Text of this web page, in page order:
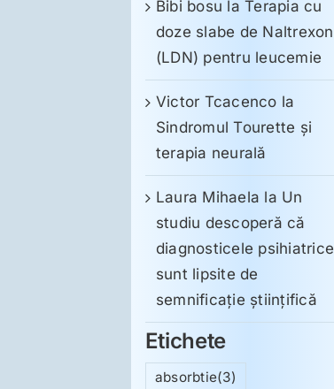
Bibi bosu laTerapia cu
doze slabe de Naltrexon
(LDN) pentru leucemie
Victor Tcacenco la
Sindromul Tourette şi
terapia neurală
Laura Mihaela la Un
studiu descoperă că
diagnosticele psihiatrice
sunt lipsite de
semnificație științifică
Etichete
absorbtie(3)